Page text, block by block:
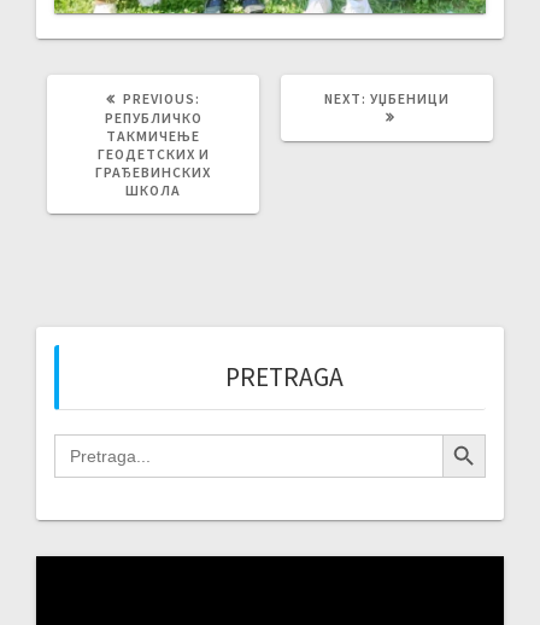
PREVIOUS:
POST:
РЕПУБЛИЧКО
ТАКМИЧЕЊЕ
ГЕОДЕТСКИХ И
ГРАЂЕВИНСКИХ
ШКОЛА
NEXT: NEXT
POST:
УЏБЕНИЦИ
PRETRAGA
Search
for:
Search Button